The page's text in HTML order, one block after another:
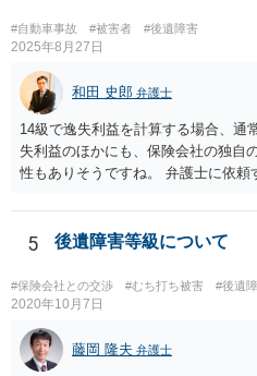
#自動車事故 #被害者 #後遺障害
2025年8月27日
和田 史郎 弁護士
14級で逸失利益を計算する場合、通
失利益のほかにも、保険会社の独自
性もありそうですね。 弁護士に依
5 後遺障害等級について
#保険会社との交渉 #むち打ち被害 #後遺
2020年10月7日
藤岡 隆夫 弁護士